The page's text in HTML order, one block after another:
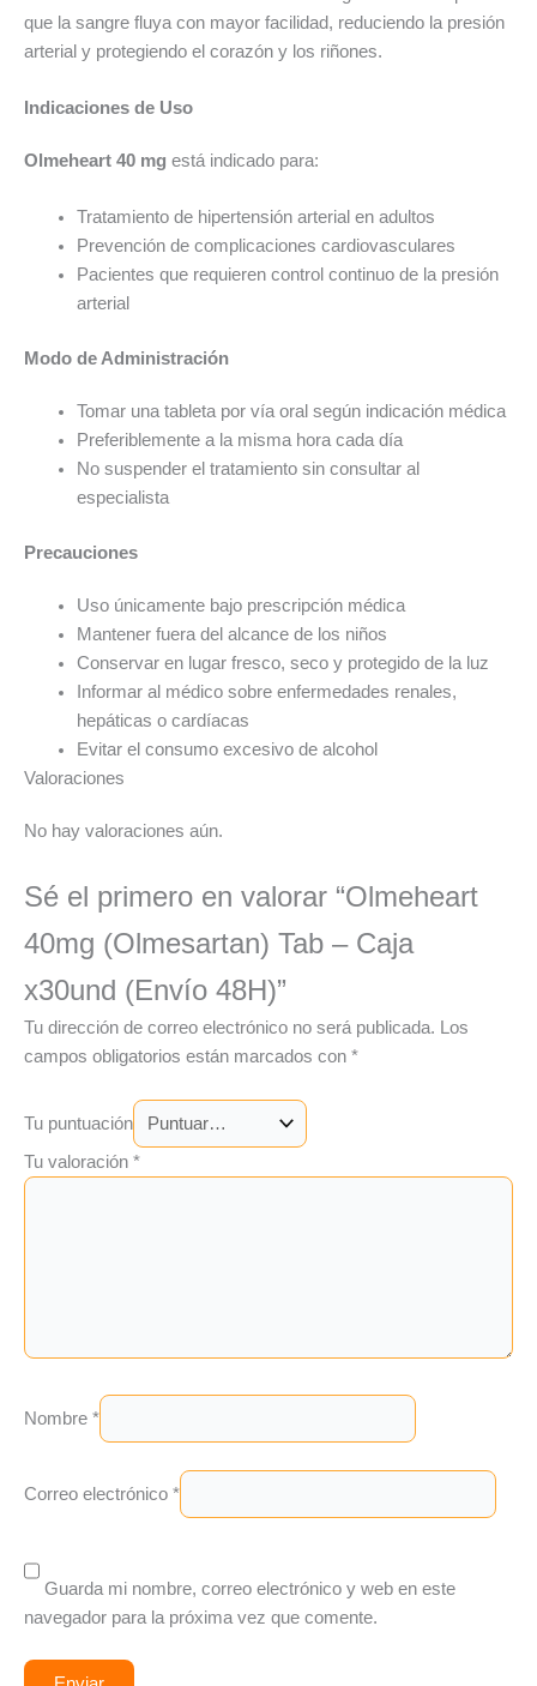
que la sangre fluya con mayor facilidad, reduciendo la presión
arterial y protegiendo el corazón y los riñones.
Indicaciones de Uso
Olmeheart 40 mg está indicado para:
Tratamiento de hipertensión arterial en adultos
Prevención de complicaciones cardiovasculares
Pacientes que requieren control continuo de la presión
arterial
Modo de Administración
Tomar una tableta por vía oral según indicación médica
Preferiblemente a la misma hora cada día
No suspender el tratamiento sin consultar al
especialista
Precauciones
Uso únicamente bajo prescripción médica
Mantener fuera del alcance de los niños
Conservar en lugar fresco, seco y protegido de la luz
Informar al médico sobre enfermedades renales,
hepáticas o cardíacas
Evitar el consumo excesivo de alcohol
Valoraciones
No hay valoraciones aún.
Sé el primero en valorar “Olmeheart
40mg (Olmesartan) Tab – Caja
x30und (Envío 48H)”
Tu dirección de correo electrónico no será publicada. Los
campos obligatorios están marcados con *
Tu puntuación
Tu valoración *
Nombre *
Correo electrónico *
Guarda mi nombre, correo electrónico y web en este
navegador para la próxima vez que comente.